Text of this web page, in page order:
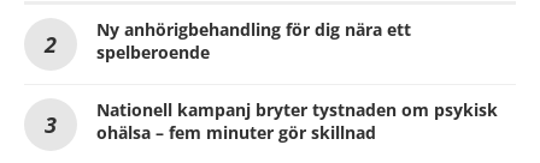
Ny anhörigbehandling för dig nära ett
spelberoende
Nationell kampanj bryter tystnaden om psykisk
ohälsa – fem minuter gör skillnad